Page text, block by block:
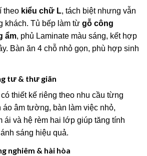
theo kiểu chữ L, tách biệt nhưng vẫn
khách. Tủ bếp làm từ gỗ công
ẩm, phủ Laminate màu sáng, kết hợp
Bàn ăn 4 chỗ nhỏ gọn, phù hợp sinh
tư & thư giãn
thiết kế riêng theo nhu cầu từng
áo âm tường, bàn làm việc nhỏ,
ái và hệ rèm hai lớp giúp tăng tính
sáng hiệu quả.
nghiêm & hài hòa